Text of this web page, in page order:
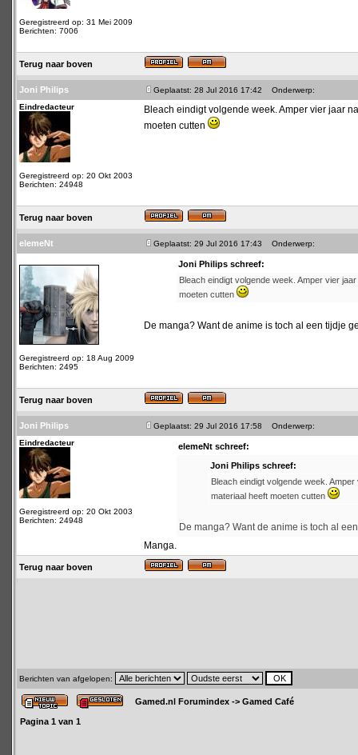
Geregistreerd op: 31 Mei 2009
Berichten: 7006
Terug naar boven
Joni Philips Geplaatst: 28 Jul 2016 17:42
Onderwerp:
Eindredacteur
Geregistreerd op: 20 Okt 2003
Berichten: 24948
Bleach eindigt volgende week. Amper vier jaar
moeten cutten
Terug naar boven
elemeNt Geplaatst: 29 Jul 2016 17:43 Onderwerp:
Geregistreerd op: 18 Aug 2009
Berichten: 2495
Joni Philips schreef:
Bleach eindigt volgende week. Amper vier
moeten cutten
De manga? Want de anime is toch al een tijdje
Terug naar boven
Joni Philips Geplaatst: 29 Jul 2016 17:58
Onderwerp:
Eindredacteur
Geregistreerd op: 20 Okt 2003
Berichten: 24948
elemeNt schreef:
Joni Philips schreef:
Bleach eindigt volgende week.
materiaal heeft moeten cutten
De manga? Want de anime is toch al
Manga.
Terug naar boven
Berichten van afgelopen:
Gamed.nl Forumindex -> Gamed Café
Pagina 1 van 1